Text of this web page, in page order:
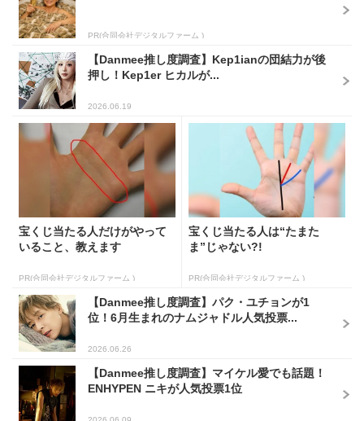
PR(合同会社デジタルファーム )
【Danmee推し度調査】Kep1ianの団結力が後
押し！Kep1er ヒカルが...
2026.06.19
宝くじ当たる人だけがやって
いること、教えます
PR(合同会社デジタルファーム )
宝くじ当たる人は“たまた
ま”じゃない?!
PR(合同会社デジタルファーム )
【Danmee推し度調査】パク・ユチョンが1
位！6月生まれのナムジャドル人気投票...
2026.06.26
【Danmee推し度調査】マイケル愛でも話題！
ENHYPEN ニキが人気投票1位